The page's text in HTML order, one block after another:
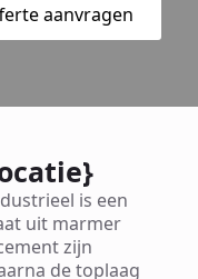
aanvragen
is een
uit marmer
zijn
de toplaag